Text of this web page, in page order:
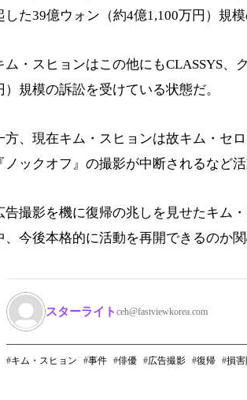
した39億ウォン（約4億1,100万円）規
ム・スヒョンはこの他にもCLASSYS、
）規模の訴訟を受けている状態だ。
方、現在キム・スヒョンは故キム・セ
『ノックオフ』の撮影が中断されるなど
告撮影を機に復帰の兆しを見せたキム
、今後本格的に活動を再開できるのか関
スターライト ceh@fastviewkorea.com
キム・スヒョン 事件 俳優 広告撮影 復帰 損